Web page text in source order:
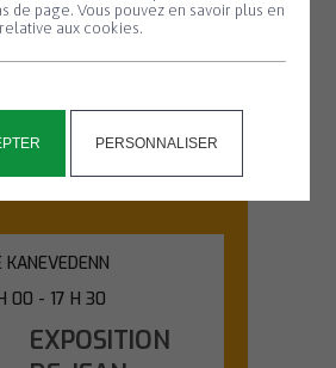
de page. Vous pouvez en savoir plus en
aux cookies.
PERSONNALISER
#2
découverte des
d'une sortie nature...
En savoir plus
KANEVEDENN
00 - 17 H 30
EXPOSITION